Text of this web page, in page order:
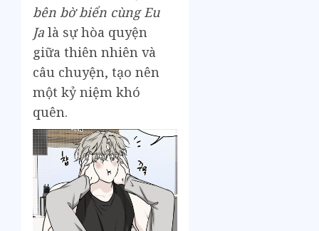
bên bờ biển cùng Eu
Ja là sự hòa quyện
giữa thiên nhiên và
câu chuyện, tạo nên
một kỷ niệm khó
quên.